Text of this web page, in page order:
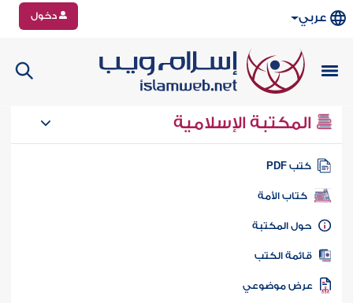
عربي دخول
المكتبة الإسلامية
كتب PDF
كتاب الأمة
المكتبة
الكتب